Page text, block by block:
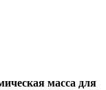
масса для